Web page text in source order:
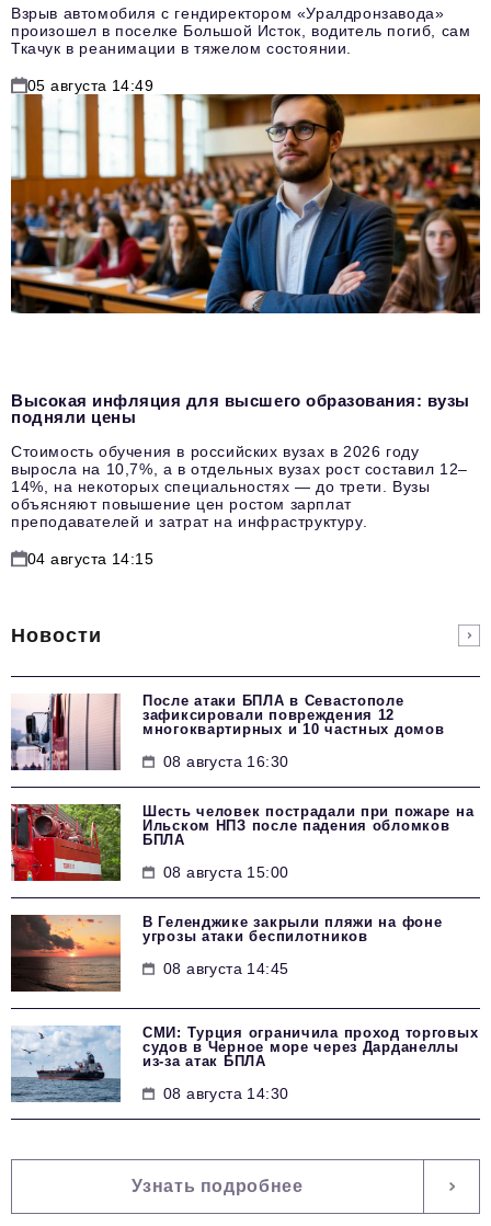
Взрыв автомобиля с гендиректором «Уралдронзавода»
произошел в поселке Большой Исток, водитель погиб, сам
Ткачук в реанимации в тяжелом состоянии.
05 августа 14:49
Высокая инфляция для высшего образования: вузы
подняли цены
Стоимость обучения в российских вузах в 2026 году
выросла на 10,7%, а в отдельных вузах рост составил 12–
14%, на некоторых специальностях — до трети. Вузы
объясняют повышение цен ростом зарплат
преподавателей и затрат на инфраструктуру.
04 августа 14:15
Новости
После атаки БПЛА в Севастополе
зафиксировали повреждения 12
многоквартирных и 10 частных домов
08 августа 16:30
Шесть человек пострадали при пожаре на
Ильском НПЗ после падения обломков
БПЛА
08 августа 15:00
В Геленджике закрыли пляжи на фоне
угрозы атаки беспилотников
08 августа 14:45
СМИ: Турция ограничила проход торговых
судов в Черное море через Дарданеллы
из-за атак БПЛА
08 августа 14:30
Узнать подробнее